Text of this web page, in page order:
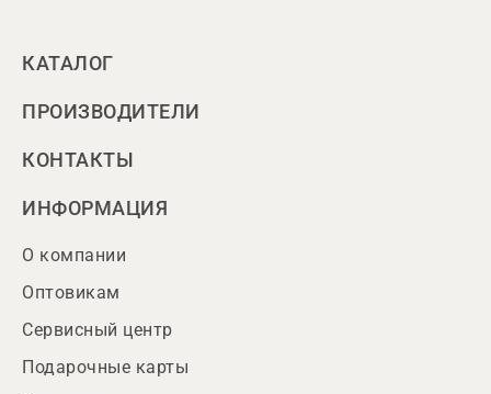
КАТАЛОГ
ПРОИЗВОДИТЕЛИ
КОНТАКТЫ
ИНФОРМАЦИЯ
О компании
Оптовикам
Сервисный центр
Подарочные карты